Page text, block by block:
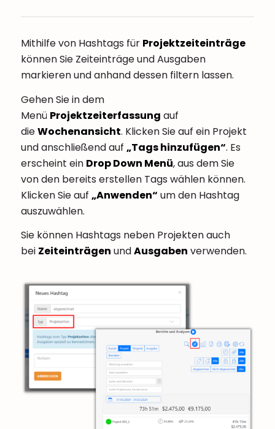
Mithilfe von Hashtags für Projektzeiteinträge
können Sie Zeiteinträge und Ausgaben
markieren und anhand dessen filtern lassen.
Gehen Sie in dem
Menü Projektzeiterfassung auf
dieWochenansicht. Klicken Sie auf ein Projekt
und anschließend auf „Tags hinzufügen“. Es
erscheint ein Drop Down Menü, aus dem Sie
von den bereits erstellen Tags wählen können.
Klicken Sie auf „Anwenden“ um den Hashtag
auszuwählen.
Sie können Hashtags neben Projekten auch
bei Zeiteinträgen undAusgaben verwenden.